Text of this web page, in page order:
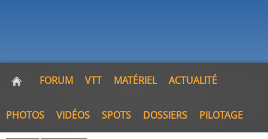
FORUM VTT MATÉRIEL ACTUALITÉ
PHOTOS VIDÉOS SPOTS DOSSIERS PILOTAGE